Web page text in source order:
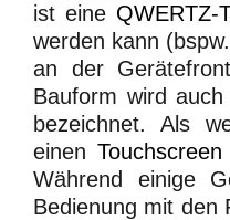
ist eine QWERTZ-
werden kann (bspw.
an der
Bauform wird
bezeichnet. Als
einenTouchscreen
Während einige
Bedienung mit den